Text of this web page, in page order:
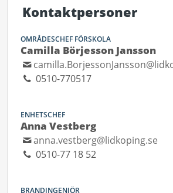
Kontaktpersoner
OMRÅDESCHEF FÖRSKOLA
Camilla Börjesson Jansson
0510-770517
ENHETSCHEF
Anna Vestberg
anna.vestberg@lidkoping.se
0510-77 18 52
BRANDINGENJÖR